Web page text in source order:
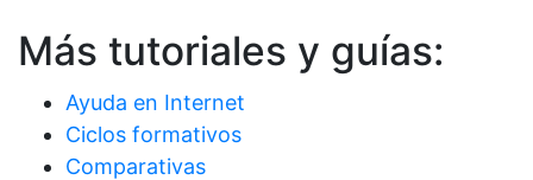
Más tutoriales y guías:
Ayuda en Internet
Ciclos formativos
Comparativas